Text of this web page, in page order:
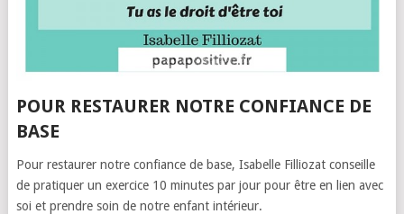
POUR RESTAURER NOTRE CONFIANCE DE
BASE
Pour restaurer notre confiance de base, Isabelle Filliozat conseille
de pratiquer un exercice 10 minutes par jour pour être en lien avec
soi et prendre soin de notre enfant intérieur.